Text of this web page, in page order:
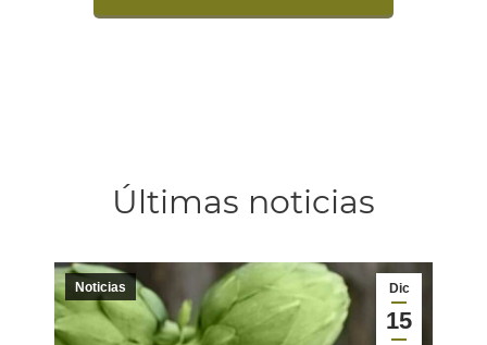
Últimas noticias
Dic
15
Noticias